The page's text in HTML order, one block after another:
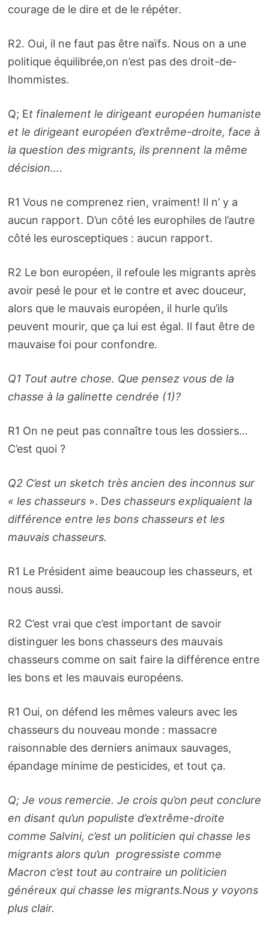
courage de le dire et de le répéter.
R2. Oui, il ne faut pas être naïfs. Nous on a une
politique équilibrée,on n’est pas des droit-de-
lhommistes.
Q; Et finalement le dirigeant européen humaniste
et le dirigeant européen d’extrême-droite, face à
la question des migrants, ils prennent la même
décision….
R1 Vous ne comprenez rien, vraiment! Il n’ y a
aucun rapport. D’un côté les europhiles de l’autre
côté les eurosceptiques : aucun rapport.
R2 Le bon européen, il refoule les migrants après
avoir pesé le pour et le contre et avec douceur,
alors que le mauvais européen, il hurle qu’ils
peuvent mourir, que ça lui est égal. Il faut être de
mauvaise foi pour confondre.
Q1 Tout autre chose. Que pensez vous de la
chasse à la galinette cendrée (1)?
R1 On ne peut pas connaître tous les dossiers…
C’est quoi ?
Q2 C’est un sketch très ancien des inconnus sur
« les chasseurs ». Des chasseurs expliquaient la
différence entre les bons chasseurs et les
mauvais chasseurs.
R1 Le Président aime beaucoup les chasseurs, et
nous aussi.
R2 C’est vrai que c’est important de savoir
distinguer les bons chasseurs des mauvais
chasseurs comme on sait faire la différence entre
les bons et les mauvais européens.
R1 Oui, on défend les mêmes valeurs avec les
chasseurs du nouveau monde : massacre
raisonnable des derniers animaux sauvages,
épandage minime de pesticides, et tout ça.
Q; Je vous remercie. Je crois qu’on peut conclure
en disant qu’un populiste d’extrême-droite
comme Salvini, c’est un politicien qui chasse les
migrants alors qu’un progressiste comme
Macron c’est tout au contraire un politicien
généreux qui chasse les migrants.Nous y voyons
plus clair.